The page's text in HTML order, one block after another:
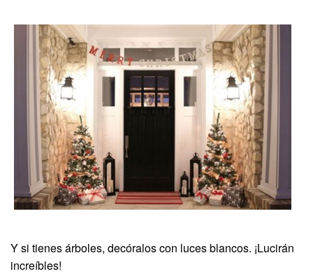
Y si tienes árboles, decóralos con luces blancos. ¡Lucirán
increíbles!